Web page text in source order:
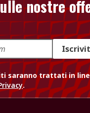
nostre
saranno trattati in
.